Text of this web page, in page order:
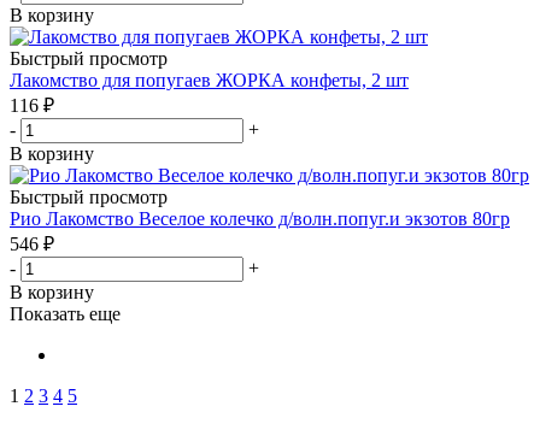
В корзину
Быстрый просмотр
Лакомство для попугаев ЖОРКА конфеты, 2 шт
116 ₽
-
+
В корзину
Быстрый просмотр
Рио Лакомство Веселое колечко д/волн.попуг.и экзотов 80гр
546 ₽
-
+
В корзину
Показать еще
1 2 3 4 5